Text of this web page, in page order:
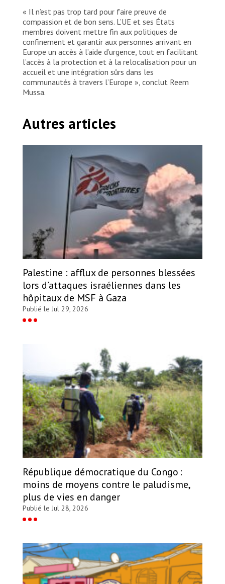
et les habitants du centre d’accueil de
Vathy le décrivent comme une prison à ciel
ouvert.
« Il n’est pas trop tard pour faire preuve de
compassion et de bon sens. L’UE et ses États
membres doivent mettre fin aux politiques de
confinement et garantir aux personnes arrivant en
Europe un accès à l’aide d’urgence, tout en facilitant
l’accès à la protection et à la relocalisation pour un
accueil et une intégration sûrs dans les
communautés à travers l’Europe », conclut Reem
Mussa.
Autres articles
Palestine : afflux de personnes blessées
lors d’attaques israéliennes dans les
hôpitaux de MSF à Gaza
Publié le Jul 29, 2026
République démocratique du Congo :
moins de moyens contre le paludisme,
plus de vies en danger
Publié le Jul 28, 2026